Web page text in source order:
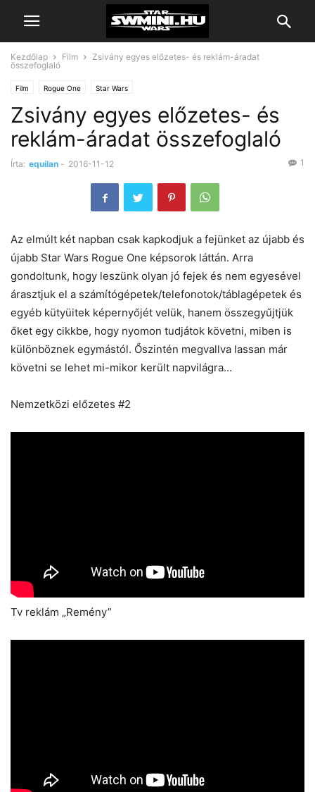
Kezdőlap Film
Zsivány egyes előzetes- és reklám-áradat
összefoglaló
Film Rogue One Star Wars
Zsivány egyes előzetes- és
reklám-áradat összefoglaló
Írta: equilan - 2016-11-12 1
Az elmúlt két napban csak kapkodjuk a fejünket az újabb és
újabb Star Wars Rogue One képsorok láttán. Arra
gondoltunk, hogy leszünk olyan jó fejek és nem egyesével
árasztjuk el a számítógépetek/telefonotok/táblagépetek és
egyéb kütyüitek képernyőjét velük, hanem összegyűjtjük
őket egy cikkbe, hogy nyomon tudjátok követni, miben is
különböznek egymástól. Őszintén megvallva lassan már
követni se lehet mi-mikor került napvilágra…
Nemzetközi előzetes #2
Tv reklám „Remény”